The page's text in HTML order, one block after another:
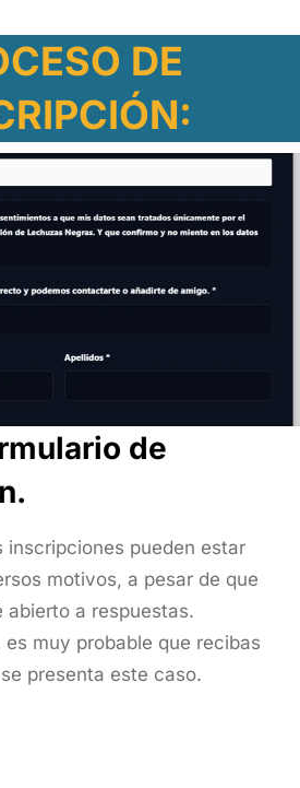
DE
de
inscripciones pueden estar
motivos, a pesar de que
abierto a respuestas.
muy probable que recibas
presenta este caso.